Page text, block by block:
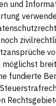
und
fundierte